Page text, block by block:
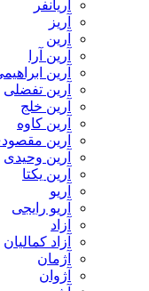
آریانفر
آریز
آرین
آرین آرا
آرین
آرین تفضلی
آرین خلج
آرین کاوه
آرین
آرین وحیدی
آرین یکتا
آریو
آریو رایجی
آزاد
آزاد کمالیان
آژمان
آژوان